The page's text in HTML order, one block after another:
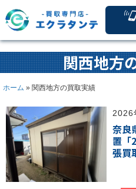
関西地方
ホーム » 関西地方の買取実績
2026
奈良
置「
張買